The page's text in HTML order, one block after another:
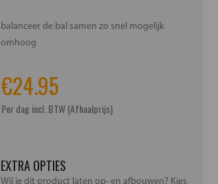
balanceer de bal samen zo snel mogelijk
omhoog
€24.95
Per dag incl. BTW (Afhaalprijs)
EXTRA OPTIES
Wil je dit product laten op- en afbouwen? Kies